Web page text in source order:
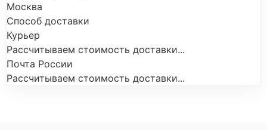
Москва
Способ доставки
Курьер
Рассчитываем стоимость доставки...
Почта России
Рассчитываем стоимость доставки...